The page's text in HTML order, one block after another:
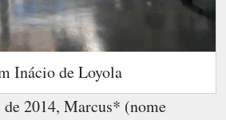
Inácio de Loyola
2014, Marcus* (nome